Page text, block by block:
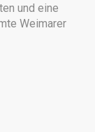
und eine
Weimarer